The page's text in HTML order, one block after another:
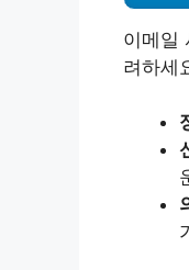
이메일
려하세